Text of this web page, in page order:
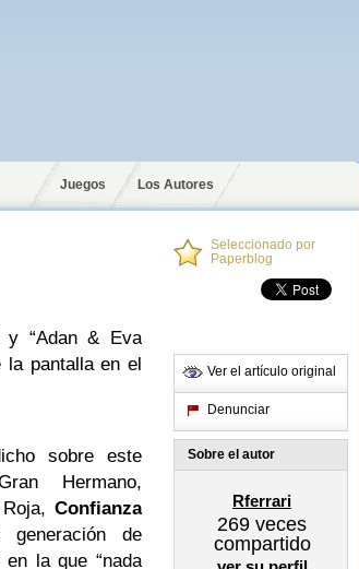
Juegos Los Autores
y “Adan & Eva
la pantalla en el
sobre este
Hermano,
Confianza
de
la que “nada
Seleccionado por
Paperblog
Ver el artículo original
Denunciar
Sobre el autor
Rferrari
269 veces
compartido